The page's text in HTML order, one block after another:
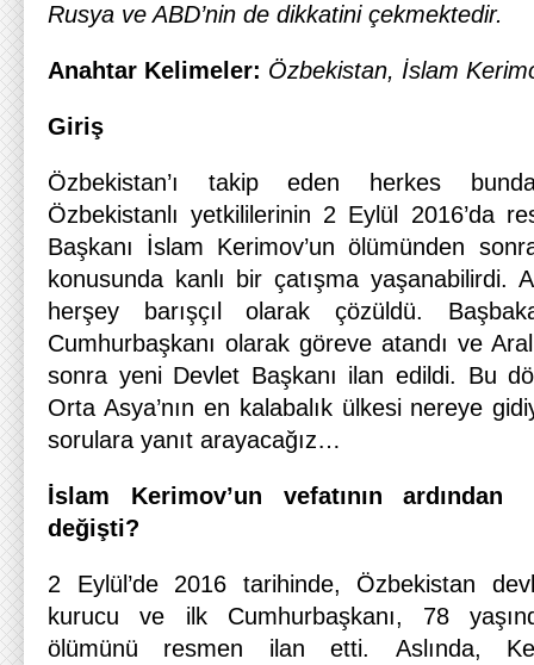
Rusya ve ABD’nin de dikkatini çekmektedir.
Anahtar Kelimeler: Özbekistan, İslam
Giriş
Özbekistan’ı takip eden herkes
Özbekistanlı yetkililerinin 2 Eylül 2016’da
Başkanı İslam Kerimov’un ölümünden
konusunda kanlı bir çatışma yaşanabilirdi.
herşey barışçıl olarak çözüldü.
Cumhurbaşkanı olarak göreve atandı ve
sonra yeni Devlet Başkanı ilan edildi. Bu
Orta Asya’nın en kalabalık ülkesi nereye
sorulara yanıt arayacağız…
İslam Kerimov’un vefatının
değişti?
2 Eylül’de 2016 tarihinde, Özbekistan
kurucu ve ilk Cumhurbaşkanı, 78
ölümünü resmen ilan etti. Aslında,